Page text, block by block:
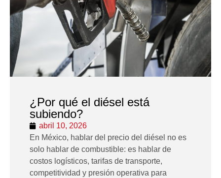
¿Por qué el diésel está
subiendo?
abril 10, 2026
En México, hablar del precio del diésel no es
solo hablar de combustible: es hablar de
costos logísticos, tarifas de transporte,
competitividad y presión operativa para